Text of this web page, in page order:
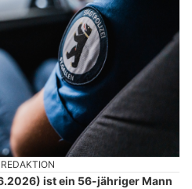
ist ein 56-jähriger Mann